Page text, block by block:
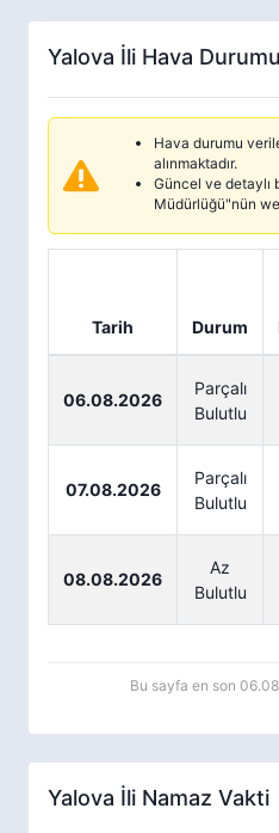
Yalova İli Hava Durumu
Hava durumu
alınmaktadır.
Güncel ve detaylı
Müdürlüğü"nün
Tarih Durum
06.08.2026
Parçalı
Bulutlu
07.08.2026
Parçalı
Bulutlu
08.08.2026
Az
Bulutlu
Bu sayfa en son
Yalova İli Namaz Vakti